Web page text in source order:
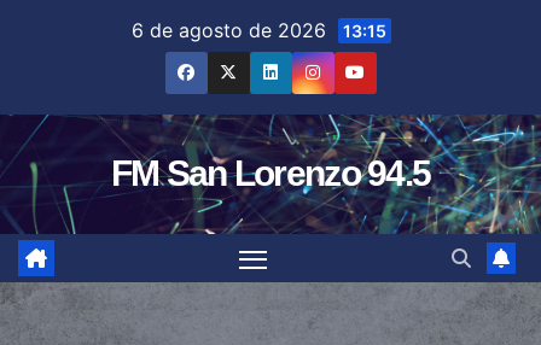
6 de agosto de 2026 13:15
FM San Lorenzo 94.5